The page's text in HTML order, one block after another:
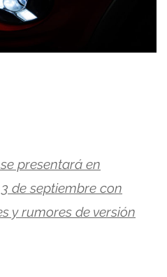
presentará en
de septiembre con
y rumores de versión